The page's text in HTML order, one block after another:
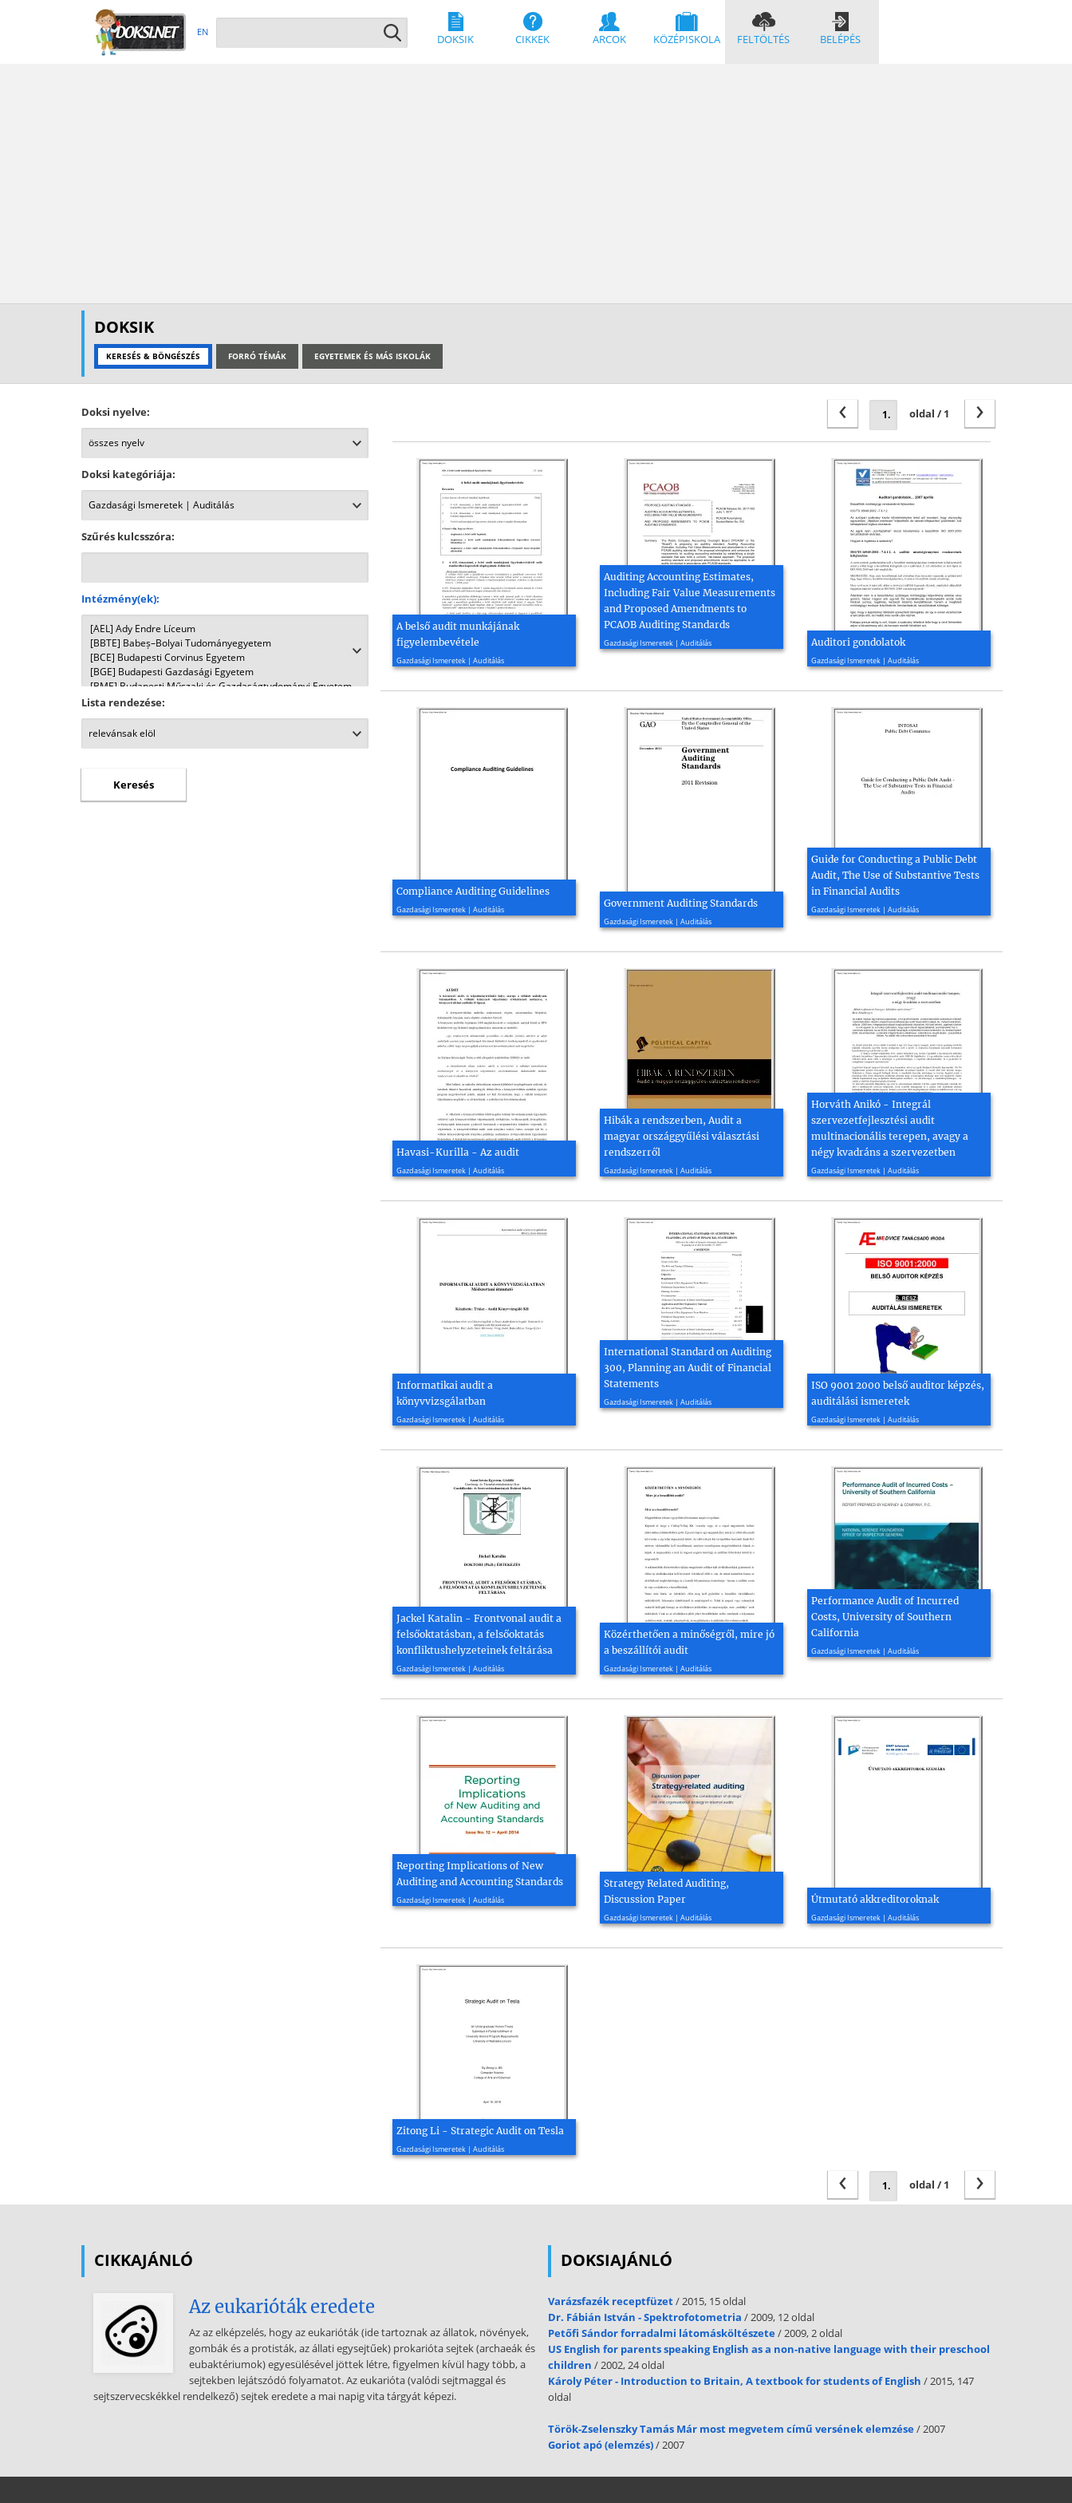
EN
DOKSIK CIKKEK ARCOK KÖZÉPISKOLA FELTÖLTÉS BELÉPÉS
DOKSIK
KERESÉS & BÖNGÉSZÉS FORRÓ TÉMÁK EGYETEMEK ÉS MÁS ISKOLÁK
Doksi nyelve:
Doksi kategóriája:
Szűrés kulcsszóra:
Intézmény(ek):
Lista rendezése:
›
oldal / 1
‹
A belső audit munkájának
figyelembevétele
Gazdasági Ismeretek | Auditálás
2003, 5 oldal
Auditing Accounting Estimates,
Including Fair Value Measurements
and Proposed Amendments to
PCAOB Auditing Standards
Gazdasági Ismeretek | Auditálás
2017, 152 oldal Auditori gondolatok
Gazdasági Ismeretek | Auditálás
2007, 2 oldal
Compliance Auditing Guidelines
Gazdasági Ismeretek | Auditálás
2016, 40 oldal Government Auditing Standards
Gazdasági Ismeretek | Auditálás
2011, 241 oldal
Guide for Conducting a Public Debt
Audit, The Use of Substantive Tests
in Financial Audits
Gazdasági Ismeretek | Auditálás
2007, 43 oldal
Havasi-Kurilla - Az audit
Gazdasági Ismeretek | Auditálás
2004, 6 oldal
Hibák a rendszerben, Audit a
magyar országgyűlési választási
rendszerről
Gazdasági Ismeretek | Auditálás
2009, 40 oldal
Horváth Anikó - Integrál
szervezetfejlesztési audit
multinacionális terepen, avagy a
négy kvadráns a szervezetben
Gazdasági Ismeretek | Auditálás
2010, 3 oldal
Informatikai audit a
könyvvizsgálatban
Gazdasági Ismeretek | Auditálás
2007, 68 oldal
International Standard on Auditing
300, Planning an Audit of Financial
Statements
Gazdasági Ismeretek | Auditálás
2009, 13 oldal
ISO 9001 2000 belső auditor képzés,
auditálási ismeretek
Gazdasági Ismeretek | Auditálás
2005, 17 oldal
Jackel Katalin - Frontvonal audit a
felsőoktatásban, a felsőoktatás
konfliktushelyzeteinek feltárása
Gazdasági Ismeretek | Auditálás
2010, 240 oldal
Közérthetően a minőségről, mire jó
a beszállítói audit
Gazdasági Ismeretek | Auditálás
2010, 4 oldal
Performance Audit of Incurred
Costs, University of Southern
California
Gazdasági Ismeretek | Auditálás
2017, 61 oldal
Reporting Implications of New
Auditing and Accounting Standards
Gazdasági Ismeretek | Auditálás
2014, 252 oldal
Strategy Related Auditing,
Discussion Paper
Gazdasági Ismeretek | Auditálás
2015, 31 oldal
Útmutató akkreditoroknak
Gazdasági Ismeretek | Auditálás
2008, 46 oldal
Zitong Li - Strategic Audit on Tesla
Gazdasági Ismeretek | Auditálás
2018, 19 oldal
›
oldal / 1
‹
CIKKAJÁNLÓ
Az eukarióták eredete
Az az elképzelés, hogy az eukarióták (ide tartoznak az állatok, növények,
gombák és a protisták, az állati egysejtűek) prokarióta sejtek (archaeák és
eubaktériumok) egyesülésével jöttek létre, figyelmen kívül hagy több, a
sejtekben lejátszódó folyamatot. Az eukarióta (valódi sejtmaggal és
sejtszervecskékkel rendelkező) sejtek eredete a mai napig vita tárgyát képezi.
DOKSIAJÁNLÓ
Varázsfazék receptfüzet/ 2015, 15 oldal
Dr. Fábián István - Spektrofotometria / 2009, 12 oldal
Petőfi Sándor forradalmi látomásköltészete/ 2009, 2 oldal
US English for parents speaking English as a non-native language with their preschool
children / 2002, 24 oldal
Károly Péter - Introduction to Britain, A textbook for students of English / 2015, 147
oldal
Török-Zselenszky Tamás Már most megvetem című versének elemzése/ 2007
Goriot apó (elemzés)/ 2007